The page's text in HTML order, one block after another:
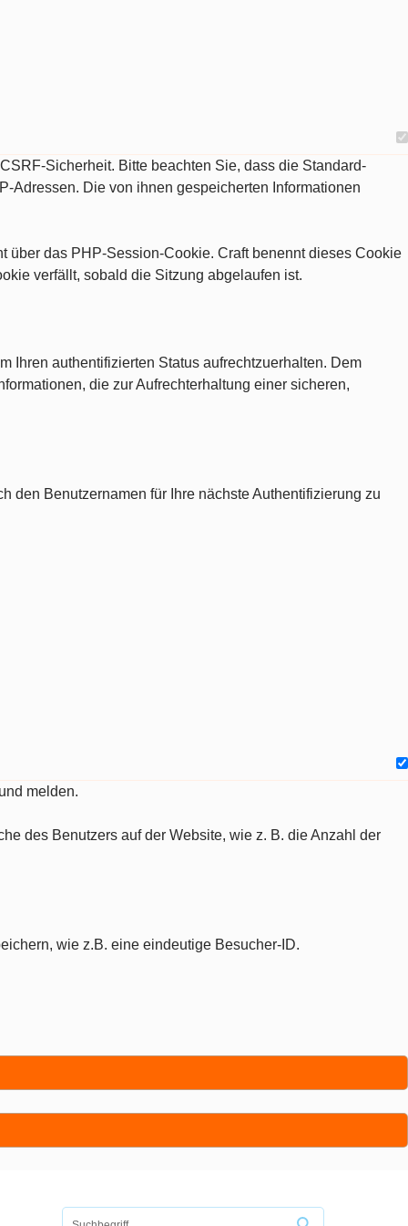
Sicherheit. Bitte beachten Sie, dass die Standard-
Adressen. Die von ihnen gespeicherten Informationen
über das PHP-Session-Cookie. Craft benennt dieses Cookie
verfällt, sobald die Sitzung abgelaufen ist.
Ihren authentifizierten Status aufrechtzuerhalten. Dem
die zur Aufrechterhaltung einer sicheren,
den Benutzernamen für Ihre nächste Authentifizierung zu
melden.
des Benutzers auf der Website, wie z. B. die Anzahl der
wie z.B. eine eindeutige Besucher-ID.